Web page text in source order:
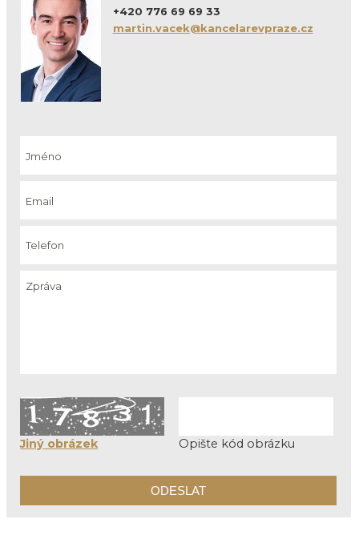
+420 776 69 69 33
martin.vacek@kancelarevpraze.cz
Jiný obrázek Opište kód obrázku